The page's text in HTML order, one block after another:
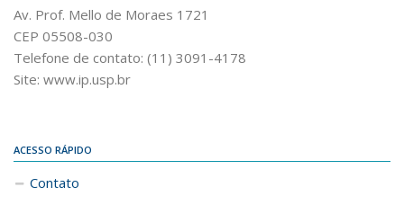
Av. Prof. Mello de Moraes 1721
CEP 05508-030
Telefone de contato: (11) 3091-4178
Site: www.ip.usp.br
ACESSO RÁPIDO
Contato